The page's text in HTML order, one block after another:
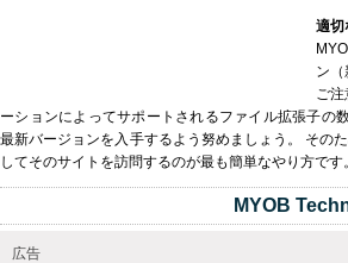
適切
ン
ご
ーションによってサポートされるファイル拡張子の
最新バージョンを入手するよう努めましょう。 その
してそのサイトを訪問するのが最も簡単なやり方です。
MYOB
広告